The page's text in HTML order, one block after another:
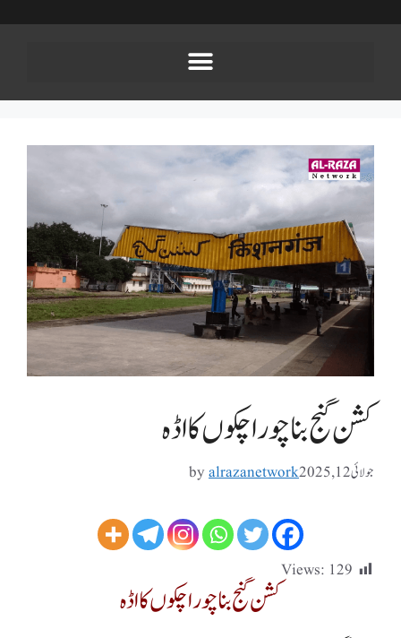
کشن گنج بنا چوراچکوں کااڈہ
جولائی 12, 2025 byalrazanetwork
Views: 129
کشن گنج بنا چوراچکوں کااڈہ